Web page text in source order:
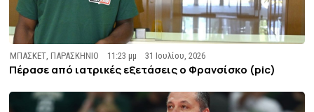
ΜΠΑΣΚΕΤ,ΠΑΡΑΣΚΗΝΙΟ 11:23 μμ 31 Ιουλίου, 2026
Πέρασε από ιατρικές εξετάσεις ο Φρανσίσκο (pic)